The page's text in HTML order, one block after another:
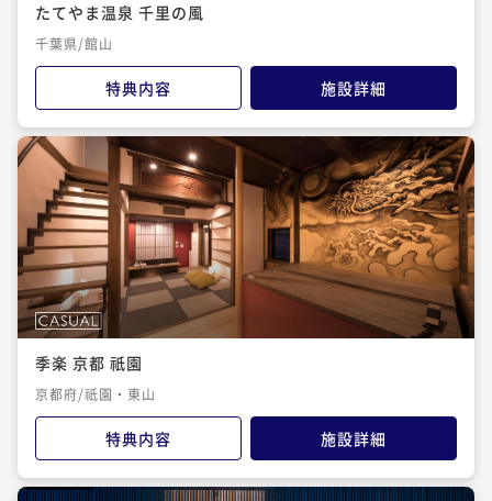
たてやま温泉 千里の風
千葉県/館山
特典内容 施設詳細
季楽 京都 祇園
京都府/祇園・東山
特典内容 施設詳細